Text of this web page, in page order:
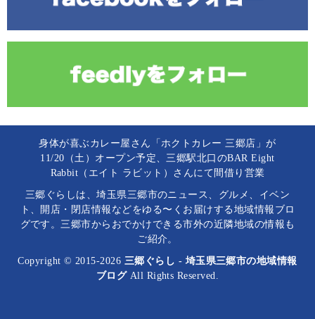
身体が喜ぶカレー屋さん「ホクトカレー 三郷店」が
11/20（土）オープン予定、三郷駅北口のBAR Eight
Rabbit（エイト ラビット）さんにて間借り営業
三郷ぐらしは、埼玉県三郷市のニュース、グルメ、イベン
ト、開店・閉店情報などをゆる〜くお届けする地域情報ブロ
グです。三郷市からおでかけできる市外の近隣地域の情報も
ご紹介。
Copyright © 2015-2026 三郷ぐらし - 埼玉県三郷市の地域情報
ブログAll Rights Reserved.